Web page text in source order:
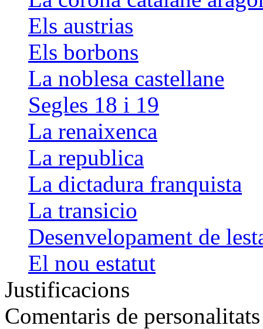
Els austrias
Els borbons
La noblesa castellane
Segles 18 i 19
La renaixenca
La republica
La dictadura franquista
La transicio
Desenvelopament de
El nou estatut
Justificacions
Comentaris de personalitats